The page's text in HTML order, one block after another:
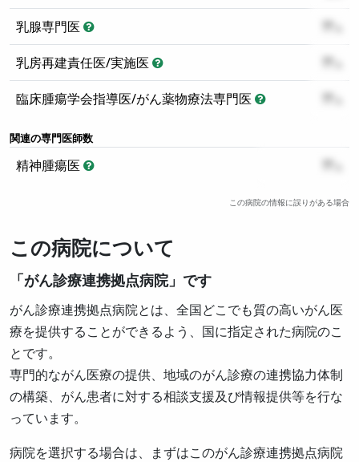
乳腺専門医 ??
乳房再建責任医/実施医 ??
臨床腫瘍学会指導医/がん薬物療法専門医 ??
関連の専門医師数
精神腫瘍医 ??
この病院の情報に誤りがある場合
この病院について
「がん診療連携拠点病院」です
がん診療連携拠点病院とは、全国どこでも質の高いがん医
療を提供することができるよう、国に指定された病院のこ
とです。
専門的ながん医療の提供、地域のがん診療の連携協力体制
の構築、がん患者に対する相談支援及び情報提供等を行な
っています。
病院を選択する場合は、まずはこのがん診療連携拠点病院